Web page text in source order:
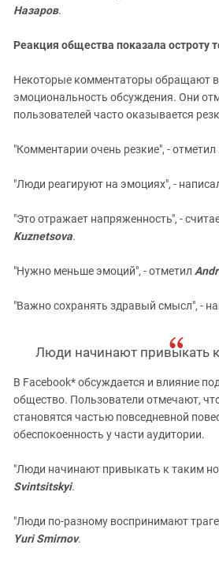
Назаров.
Реакция общества показала остроту
Некоторые комментаторы обращают
эмоциональность обсуждения. Они
пользователей часто оказывается
"Комментарии очень резкие", - отметил
"Люди реагируют на эмоциях", -
"Это отражает напряженность", -
Kuznetsova.
"Нужно меньше эмоций", - отметил
"Важно сохранять здравый смысл", -
Люди начинают привыкать
В Facebook* обсуждается и влияние
общество. Пользователи отмечают,
становятся частью повседневной
обеспокоенность у части аудитории.
"Люди начинают привыкать к таким
Svintsitskyi.
"Люди по-разному воспринимают
Yuri Smirnov.